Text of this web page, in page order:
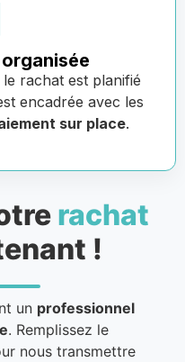
rachat est planifié
encadrée avec les
sur place.
rachat
!
un professionnel
. Remplissez le
nous transmettre